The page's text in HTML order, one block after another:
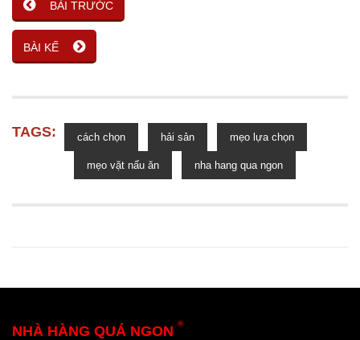
BÀI TRƯỚC
BÀI KẾ
TAGS: cách chọn hải sản mẹo lựa chọn
mẹo vặt nấu ăn nha hang qua ngon
NHÀ HÀNG QUÁ NGON ®